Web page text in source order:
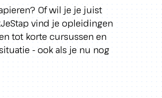
Of wil je je juist
vind je opleidingen
tot korte cursussen en
- ook als je nu nog